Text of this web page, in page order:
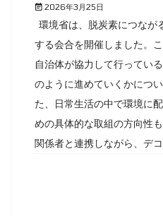
2026年3月25日
環境省は、脱炭素につなが
する会合を開催しました。
自治体が協力して行ってい
のように進めていくかにつ
た、日常生活の中で環境に
めの具体的な取組の方向性
関係者と連携しながら、デコ